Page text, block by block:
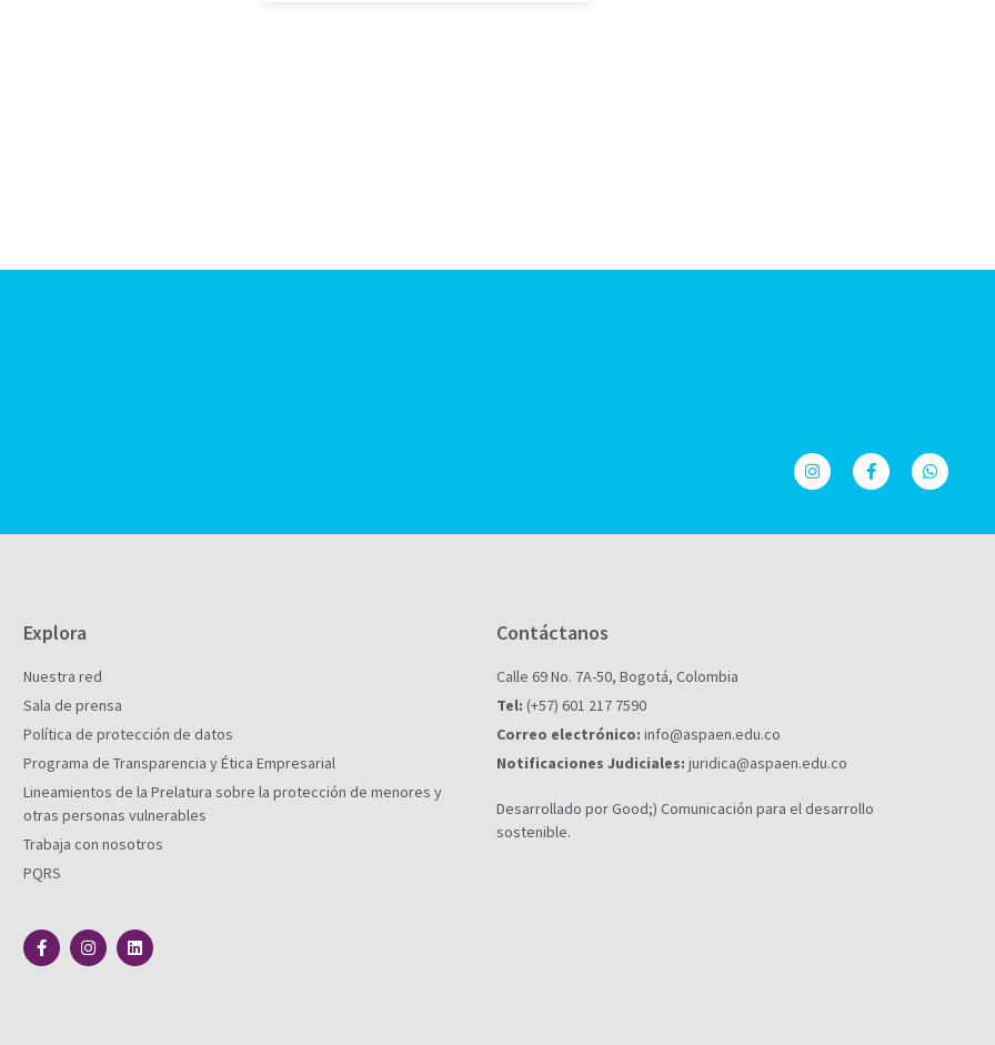
Explora
Nuestra red
Sala de prensa
Política de protección de datos
Programa de Transparencia y Ética Empresarial
Lineamientos de la Prelatura sobre la protección de menores y
otras personas vulnerables
Trabaja con nosotros
PQRS
Contáctanos
Calle 69 No. 7A-50, Bogotá, Colombia
Tel: (+57) 601 217 7590
Correo electrónico: info@aspaen.edu.co
Notificaciones Judiciales: juridica@aspaen.edu.co
Desarrollado por Good;) Comunicación para el desarrollo
sostenible.